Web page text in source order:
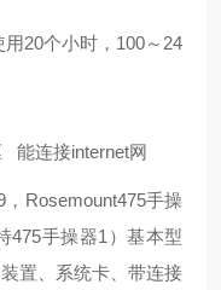
用20个小时， 100～ 24
能连接internet网
Rosemount475手操
475手操器1 ）基本型
置、系统卡、带连接